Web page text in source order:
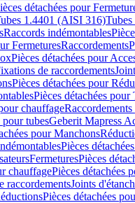
détachées pour
1.4401 (AISI 316)
Raccords indémontables
FermeturesRaccordements
Pièces détachées pour
de raccordements
Pièces détachées pour
Pièces détachées
chauffage
tubesGeberit Mapress
pour Manchons
Pièces
FermeturesPièces
chauffagePièces détachées
raccordementsJoints
Pièces détachées